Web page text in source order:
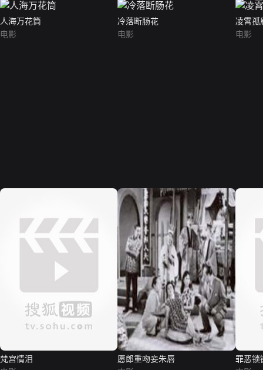
人海万花筒
电影
冷落断肠花
电影
凌霄孤
电影
梵宫情泪
愿郎重吻妾朱唇
罪恶锁